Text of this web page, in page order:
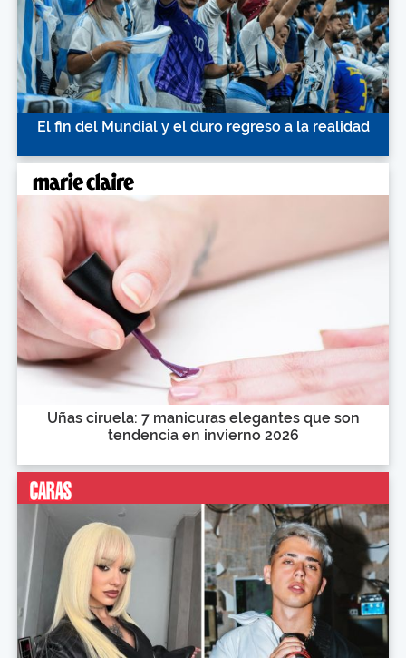
El fin del Mundial y el duro regreso a la realidad
Uñas ciruela: 7 manicuras elegantes que son
tendencia en invierno 2026